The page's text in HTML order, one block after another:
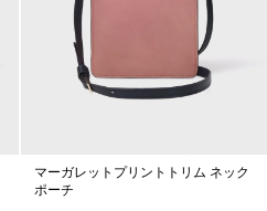
マーガレットプリントトリム ネック
ポーチ